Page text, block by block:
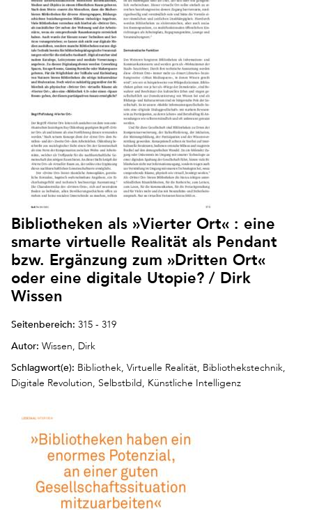
Bibliotheken als »Vierter Ort« : eine
smarte virtuelle Realität als Pendant
bzw. Ergänzung zum »Dritten Ort«
oder eine digitale Utopie? / Dirk
Wissen
Seitenbereich: 315 - 319
Autor: Wissen, Dirk
Schlagwort(e): Bibliothek, Virtuelle Realität, Bibliothekstechnik,
Digitale Revolution, Selbstbild, Künstliche Intelligenz